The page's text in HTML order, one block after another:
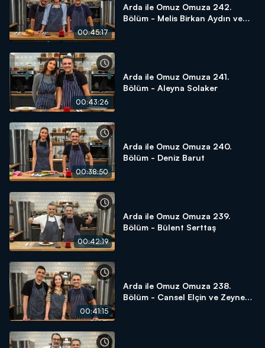
00:45:17
Arda ile Omuz Omuza 242.
Bölüm - Melis Birkan Aydın ve
00:43:26
Arda ile Omuz Omuza 241.
Bölüm - Aleyna Solaker
00:38:50
Arda ile Omuz Omuza 240.
Bölüm - Deniz Barut
00:42:19
Arda ile Omuz Omuza 239.
Bölüm - Bülent Serttaş
00:41:15
Arda ile Omuz Omuza 238.
Bölüm - Cansel Elçin ve Zeynep